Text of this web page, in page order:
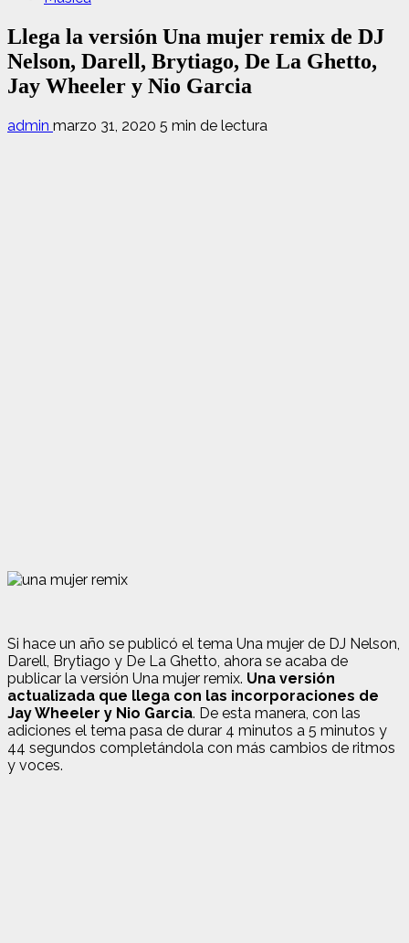
Llega la versión Una mujer remix de DJ
Nelson, Darell, Brytiago, De La Ghetto,
Jay Wheeler y Nio Garcia
admin marzo 31, 2020 5 min de lectura
Si hace un año se publicó el tema Una mujer de DJ Nelson,
Darell, Brytiago y De La Ghetto, ahora se acaba de
publicar la versión Una mujer remix. Una versión
actualizada que llega con las incorporaciones de
Jay Wheeler y Nio Garcia. De esta manera, con las
adiciones el tema pasa de durar 4 minutos a 5 minutos y
44 segundos completándola con más cambios de ritmos
y voces.